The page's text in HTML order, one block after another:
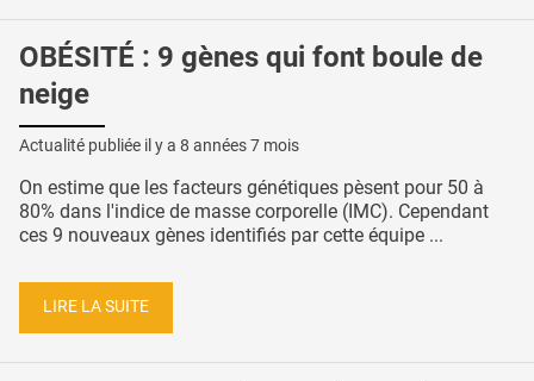
OBÉSITÉ : 9 gènes qui font boule de
neige
Actualité publiée il y a 8 années 7 mois
On estime que les facteurs génétiques pèsent pour 50 à
80% dans l'indice de masse corporelle (IMC). Cependant
ces 9 nouveaux gènes identifiés par cette équipe ...
LIRE LA SUITE